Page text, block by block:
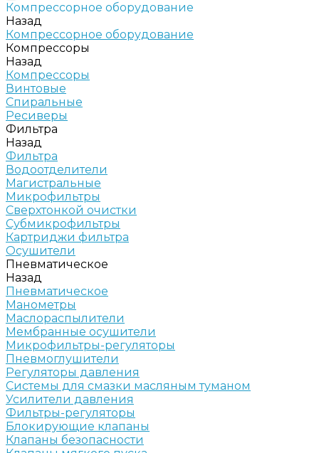
Компрессорное оборудование
Назад
Компрессорное оборудование
Компрессоры
Назад
Компрессоры
Винтовые
Спиральные
Ресиверы
Фильтра
Назад
Фильтра
Водоотделители
Магистральные
Микрофильтры
Сверхтонкой очистки
Субмикрофильтры
Картриджи фильтра
Осушители
Пневматическое
Назад
Пневматическое
Манометры
Маслораспылители
Мембранные осушители
Микрофильтры-регуляторы
Пневмоглушители
Регуляторы давления
Системы для смазки масляным туманом
Усилители давления
Фильтры-регуляторы
Блокирующие клапаны
Клапаны безопасности